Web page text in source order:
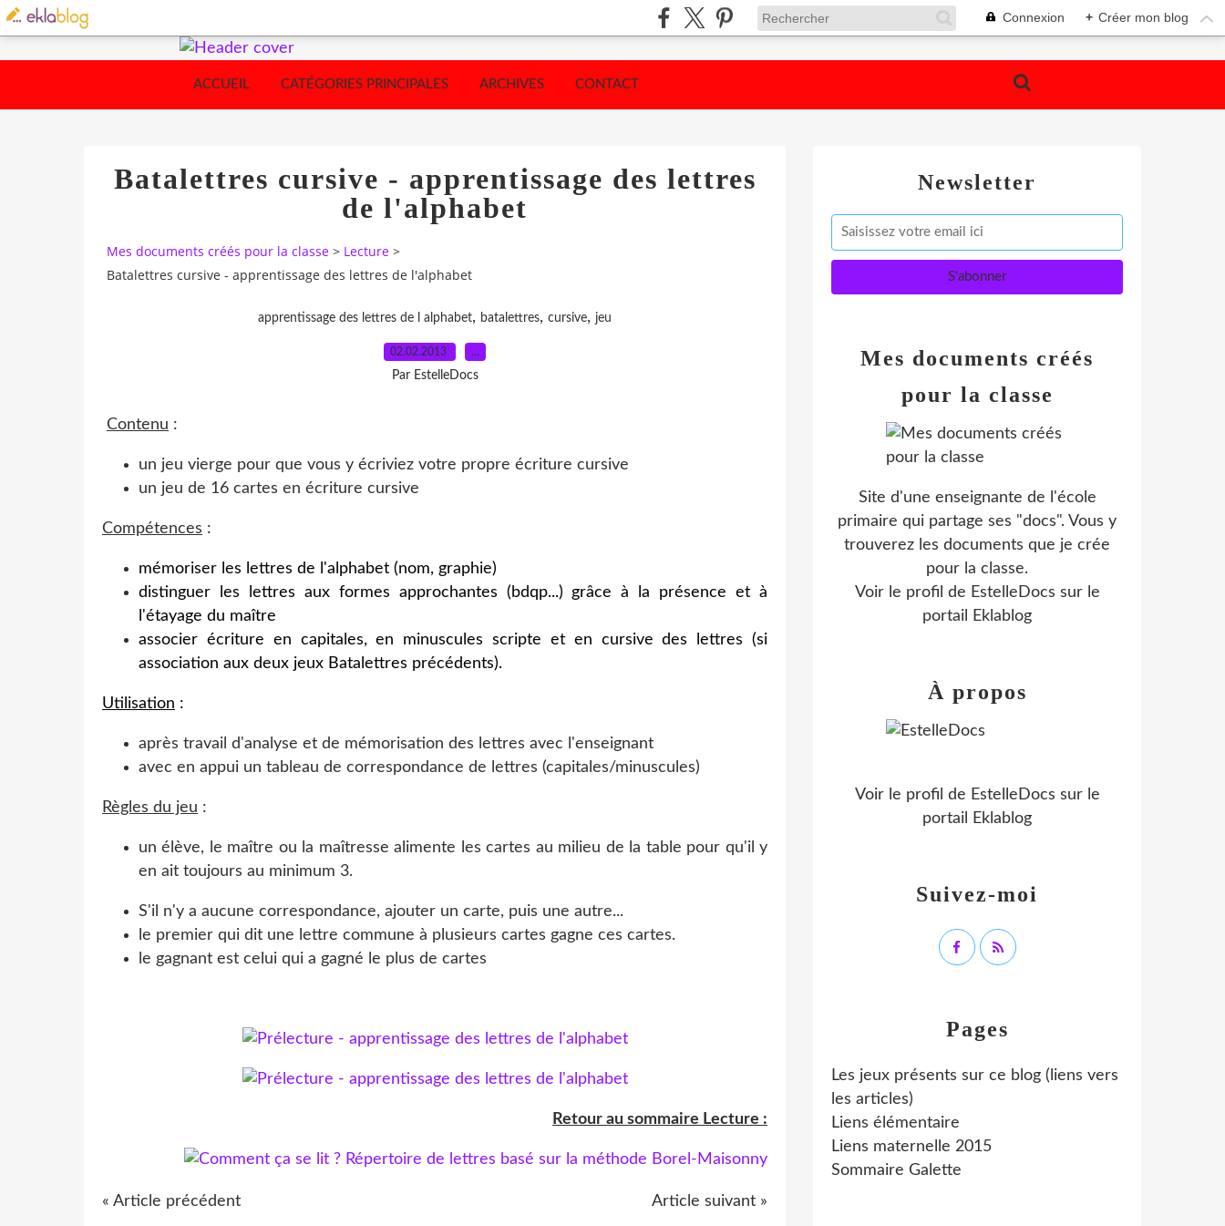
Connexion + Créer mon blog
ACCUEIL CATÉGORIES PRINCIPALES ARCHIVES CONTACT
Batalettres cursive - apprentissage des lettres
de l'alphabet
Mes documents créés pour la classe > Lecture >
Batalettres cursive - apprentissage des lettres de l'alphabet
apprentissage des lettres de l alphabet, batalettres, cursive, jeu
02.02.2013 …
Par EstelleDocs
Contenu :
un jeu vierge pour que vous y écriviez votre propre écriture cursive
un jeu de 16 cartes en écriture cursive
Compétences :
mémoriser les lettres de l'alphabet (nom, graphie)
distinguer les lettres aux formes approchantes (bdqp...) grâce à la présence et à
l'étayage du maître
associer écriture en capitales, en minuscules scripte et en cursive des lettres (si
association aux deux jeux Batalettres précédents).
Utilisation :
après travail d'analyse et de mémorisation des lettres avec l'enseignant
avec en appui un tableau de correspondance de lettres (capitales/minuscules)
Règles du jeu :
un élève, le maître ou la maîtresse alimente les cartes au milieu de la table pour qu'il y
en ait toujours au minimum 3.
S'il n'y a aucune correspondance, ajouter un carte, puis une autre...
le premier qui dit une lettre commune à plusieurs cartes gagne ces cartes.
le gagnant est celui qui a gagné le plus de cartes
Retour au sommaire Lecture :
« Article précédent Article suivant »
Newsletter
Pages
Les jeux présents sur ce blog (liens vers
les articles)
Liens élémentaire
Liens maternelle 2015
Sommaire Galette
Mes documents créés
pour la classe
Site d'une enseignante de l'école
primaire qui partage ses "docs". Vous y
trouverez les documents que je crée
pour la classe.
Voir le profil de EstelleDocs sur le
portail Eklablog
Suivez-moi
À propos
Voir le profil de EstelleDocs sur le
portail Eklablog